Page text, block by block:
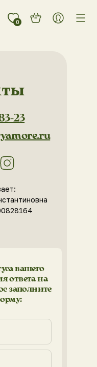
0
23
вашего
ответа на
заполните